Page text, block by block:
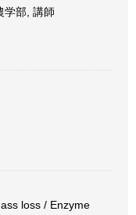
学部, 講師
loss / Enzyme